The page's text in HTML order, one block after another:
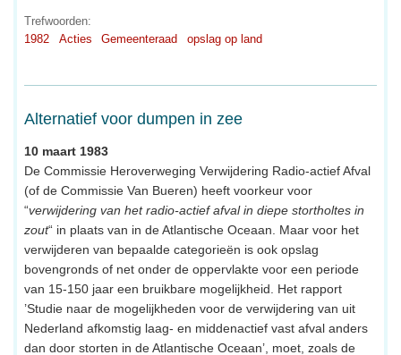
Trefwoorden:
1982
Acties Gemeenteraad opslag op land
Alternatief voor dumpen in zee
10 maart 1983
De Commissie Heroverweging Verwijdering Radio-actief Afval
(of de Commissie Van Bueren) heeft voorkeur voor
“verwijdering van het radio-actief afval in diepe stortholtes in
zout“ in plaats van in de Atlantische Oceaan. Maar voor het
verwijderen van bepaalde categorieën is ook opslag
bovengronds of net onder de oppervlakte voor een periode
van 15-150 jaar een bruikbare mogelijkheid. Het rapport
’Studie naar de mogelijkheden voor de verwijdering van uit
Nederland afkomstig laag- en middenactief vast afval anders
dan door storten in de Atlantische Oceaan’, moet, zoals de